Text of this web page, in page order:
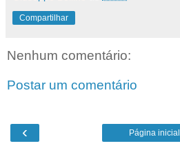
Compartilhar
Nenhum comentário:
Postar um comentário
‹ Página inicial